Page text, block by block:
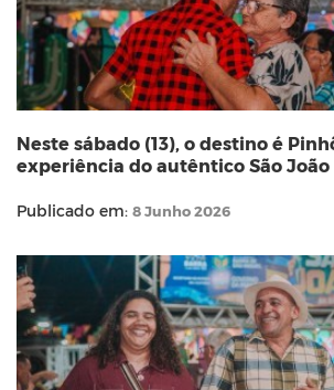
Neste sábado (13), o destino é
experiência do autêntico São
Publicado em: 8 Junho 2026